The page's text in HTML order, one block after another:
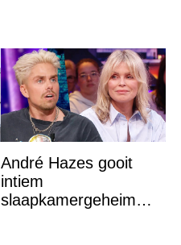
André Hazes gooit
intiem
slaapkamergeheim